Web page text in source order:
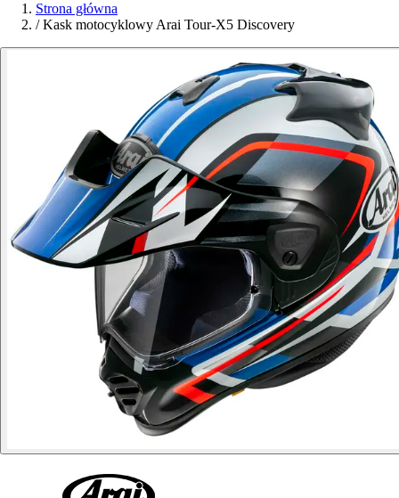
Strona główna
/ Kask motocyklowy Arai Tour-X5 Discovery